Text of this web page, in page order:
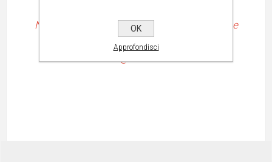
Namespace consente di specificare un nome
individuale unico, ad esempio
OK
Approfondisci